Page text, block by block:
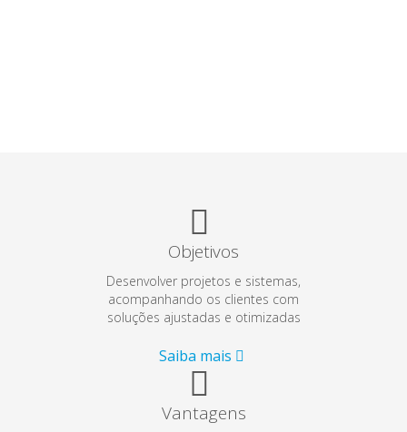
Objetivos
Desenvolver projetos e sistemas,
acompanhando os clientes com
soluções ajustadas e otimizadas
Saiba mais
Vantagens